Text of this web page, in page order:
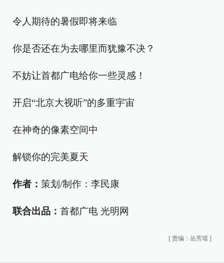
令人期待的暑假即将来临
你是否还在为去哪里而犹豫不决？
不妨让首都广电给你一些灵感！
开启“北京大视听”的多重宇宙
在神奇的像素空间中
解锁你的完美夏天
作者： 策划/制作：李民康
联合出品： 首都广电 光明网
[ 责编：丛芳瑶 ]